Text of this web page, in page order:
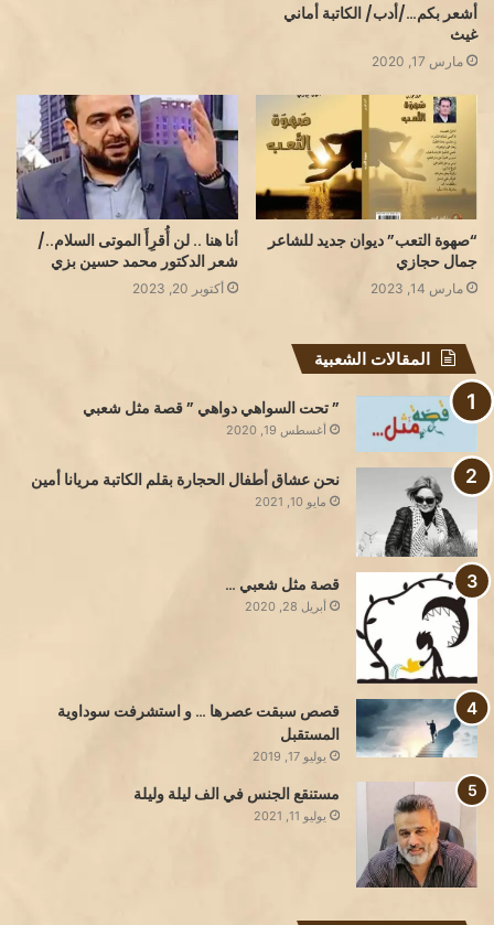
أشعر بكم…/أدب/ الكاتبة أماني
غيث
مارس 17, 2020
“صهوة التعب” ديوان جديد للشاعر
جمال حجازي
مارس 14, 2023
أنا هنا .. لن أُقرِأَ الموتى السلام../
شعر الدكتور محمد حسين بزي
أكتوبر 20, 2023
المقالات الشعبية
” تحت السواهي دواهي ” قصة مثل شعبي
أغسطس 19, 2020
نحن عشاق أطفال الحجارة بقلم الكاتبة مريانا أمين
مايو 10, 2021
قصة مثل شعبي …
أبريل 28, 2020
قصص سبقت عصرها … و استشرفت سوداوية
المستقبل
يوليو 17, 2019
مستنقع الجنس في الف ليلة وليلة
يوليو 11, 2021